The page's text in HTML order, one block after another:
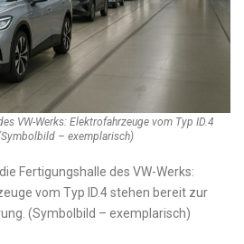
VW-Werks: Elektrofahrzeuge vom Typ ID.4
– exemplarisch)
Fertigungshalle des VW-Werks:
vom Typ ID.4 stehen bereit zur
(Symbolbild – exemplarisch)